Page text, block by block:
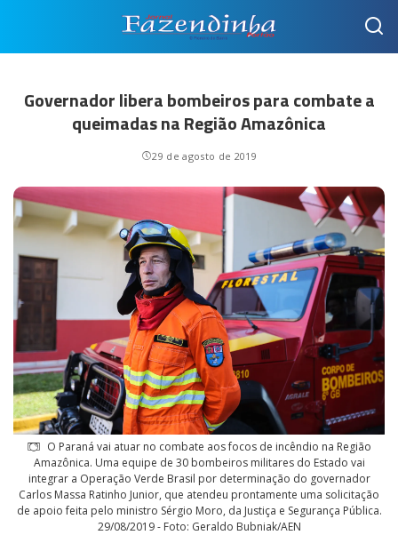
Governador libera bombeiros para combate a
queimadas na Região Amazônica
29 de agosto de 2019
O Paraná vai atuar no combate aos focos de incêndio na Região
Amazônica. Uma equipe de 30 bombeiros militares do Estado vai
integrar a Operação Verde Brasil por determinação do governador
Carlos Massa Ratinho Junior, que atendeu prontamente uma solicitação
de apoio feita pelo ministro Sérgio Moro, da Justiça e Segurança Pública.
29/08/2019 - Foto: Geraldo Bubniak/AEN